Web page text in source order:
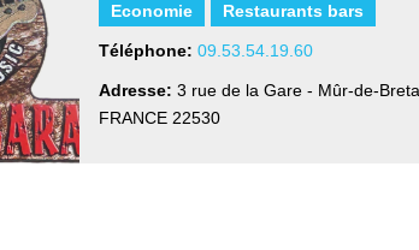
Economie
Restaurants bars
Téléphone: 09.53.54.19.60
Adresse: 3 rue de la Gare - Mûr-de-
FRANCE 22530